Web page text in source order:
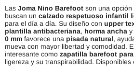
Las Joma Nino Barefoot son una
buscan un calzado respetuoso infantil
para el día a día. Su diseño con upper
plantilla antibacteriana, horma ancha y
0 mm favorece una pisada natural,
mueva con mayor libertad y comodidad.
interesante como zapatilla barefoot
ligereza y su transpirabilidad. Disponibles